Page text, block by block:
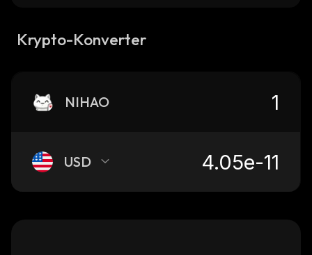
Krypto-Konverter
NIHAO
USD